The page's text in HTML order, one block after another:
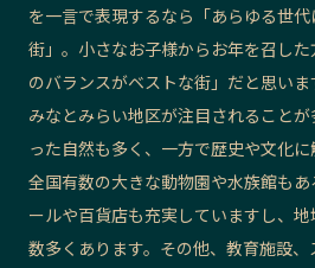
を一言で表現するなら「あらゆる世
街」。小さなお子様からお年を召し
のバランスがベストな街」だと思い
みなとみらい地区が注目されること
った自然も多く、一方で歴史や文化に
全国有数の大きな動物園や水族館も
ールや百貨店も充実していますし、
数多くあります。その他、教育施設